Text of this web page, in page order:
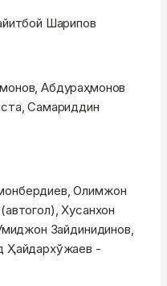
Шарипов
Абдураҳмонов
Самариддин
Олимжон
Хусанхон
Зайдинидинов,
Ҳайдархўжаев -